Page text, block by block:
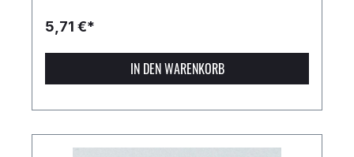
5,71 €*
IN DEN WARENKORB